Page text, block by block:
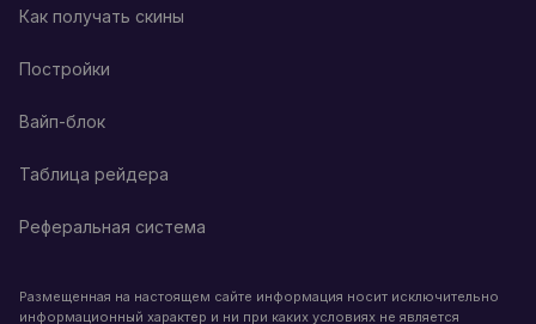
Как получать скины
Постройки
Вайп-блок
Таблица рейдера
Реферальная система
Размещенная на настоящем сайте информация носит исключительно
информационный характер и ни при каких условиях не является